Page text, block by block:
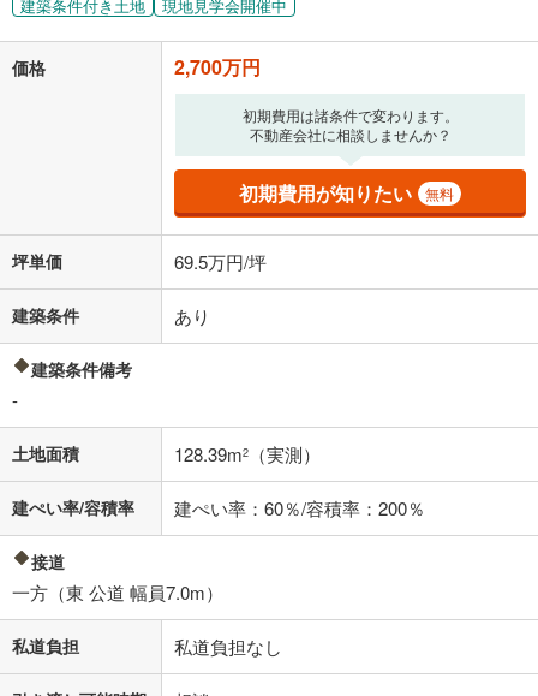
建築条件付き土地 現地見学会開催中
価格 2,700万円
初期費用は諸条件で変わります。
不動産会社に相談しませんか？
初期費用が知りたい 無料
坪単価 69.5万円/坪
建築条件 あり
建築条件備考
-
土地面積 128.39m2 （実測）
建ぺい率/容積率 建ぺい率：60％/容積率：200％
接道
一方（東 公道 幅員7.0m）
私道負担 私道負担なし